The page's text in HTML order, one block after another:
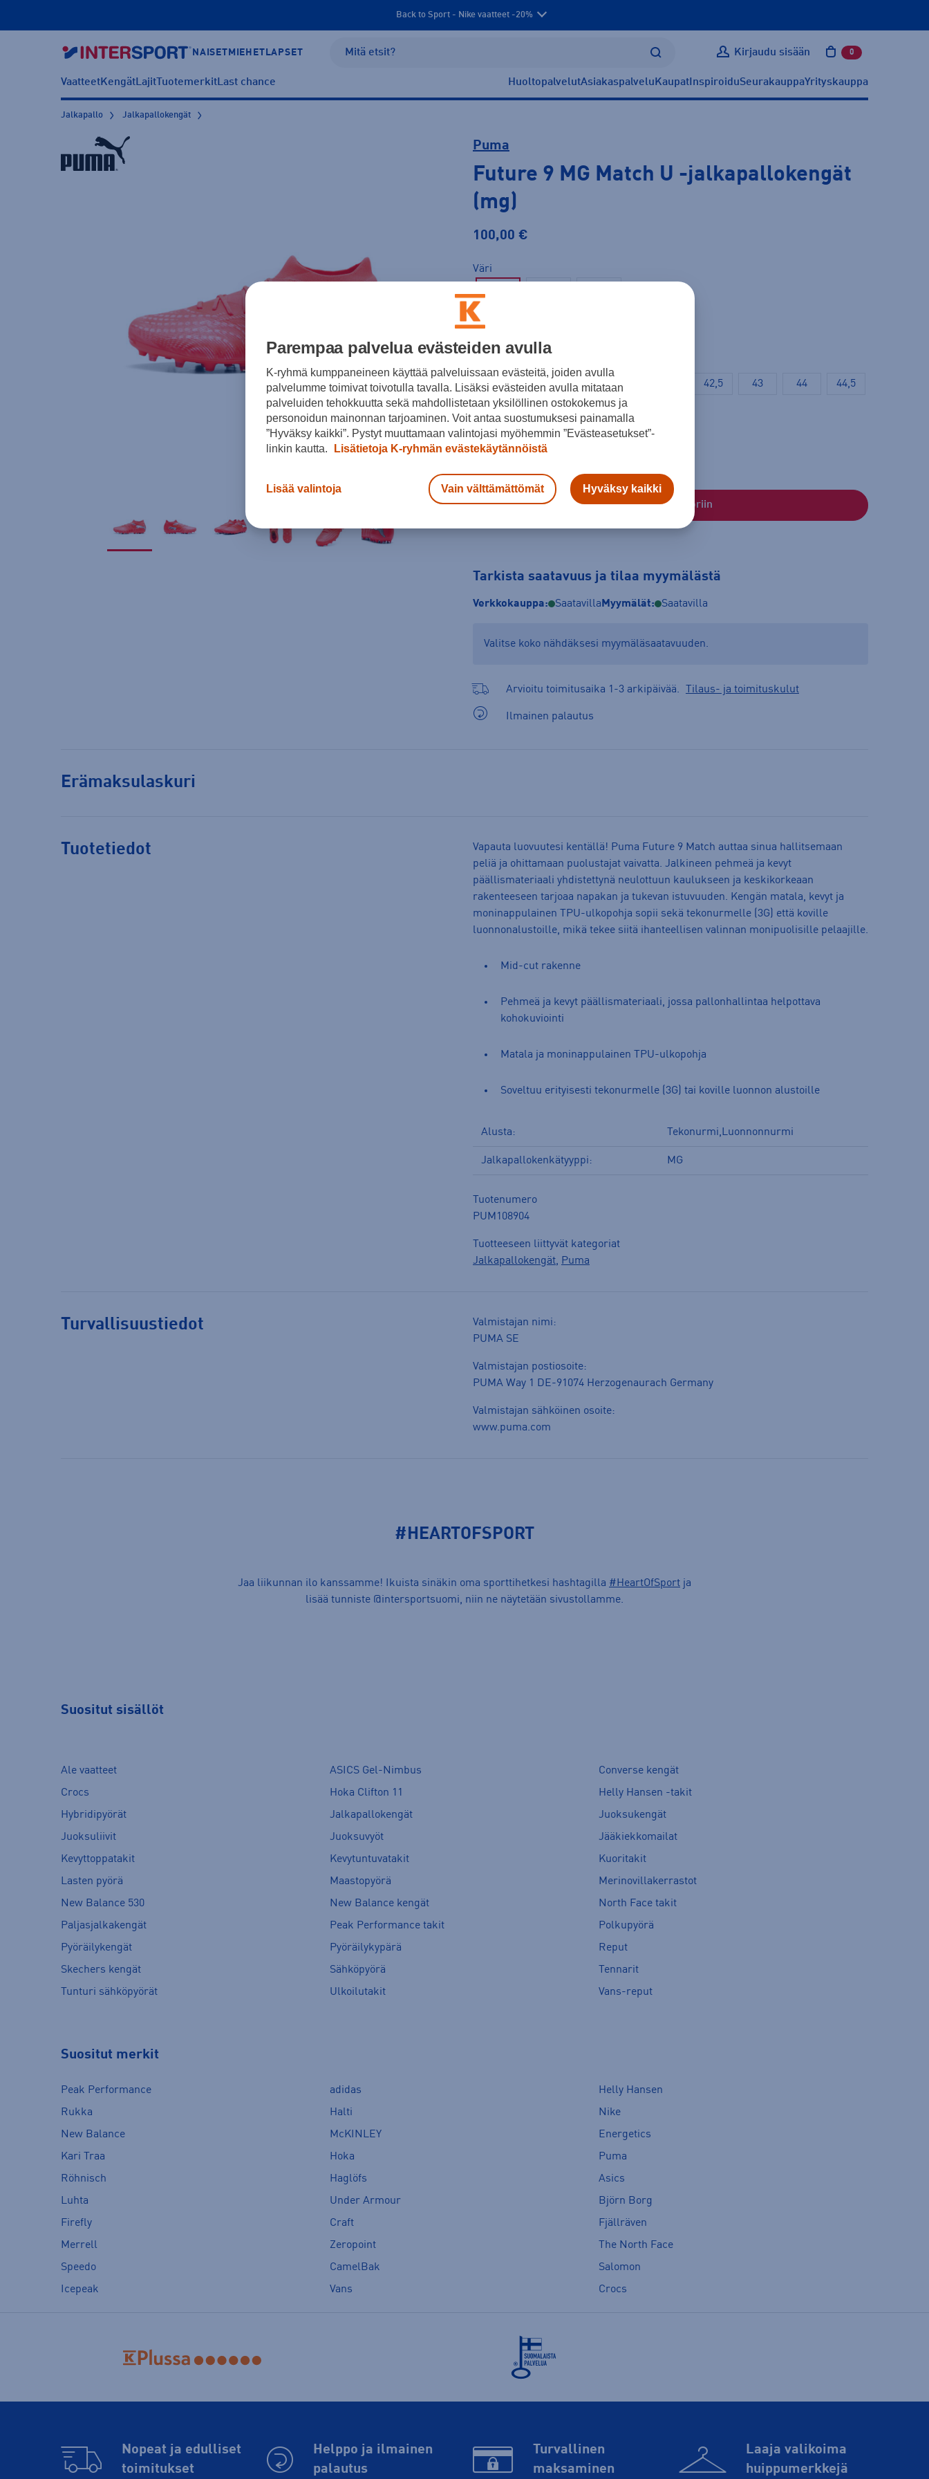
Back to Sport - Nike vaatteet -20%
NAISET MIEHET LAPSET Kirjaudu sisään 0 tuotetta
VaatteetKengätLajitTuotemerkitLast chance HuoltopalvelutAsiakaspalvelu Kaupat InspiroiduSeurakauppaYrityskauppa
Jalkapallo Jalkapallokengät
Puma
Future 9 MG Match U -jalkapallokengät
(mg)
100,00 €
Väri
39 40 40,5 41 42,5 43 44 44,5
45 46,5
Kokotaulukko
Lisää ostoskoriin
Tarkista saatavuus ja tilaa myymälästä
Verkkokauppa: Saatavilla Myymälät: Saatavilla
Valitse koko nähdäksesi myymäläsaatavuuden.
Arvioitu toimitusaika 1-3 arkipäivää. Tilaus- ja toimituskulut
Ilmainen palautus
Erämaksulaskuri
Tuotetiedot
Vapauta luovuutesi kentällä! Puma Future 9 Match auttaa sinua hallitsemaan
peliä ja ohittamaan puolustajat vaivatta. Jalkineen pehmeä ja kevyt
päällismateriaali yhdistettynä neulottuun kaulukseen ja keskikorkeaan
rakenteeseen tarjoaa napakan ja tukevan istuvuuden. Kengän matala, kevyt ja
moninappulainen TPU-ulkopohja sopii sekä tekonurmelle (3G) että koville
luonnonalustoille, mikä tekee siitä ihanteellisen valinnan monipuolisille pelaajille.
Mid-cut rakenne
Pehmeä ja kevyt päällismateriaali, jossa pallonhallintaa helpottava
kohokuviointi
Matala ja moninappulainen TPU-ulkopohja
Soveltuu erityisesti tekonurmelle (3G) tai koville luonnon alustoille
Alusta: Tekonurmi,Luonnonnurmi
Jalkapallokenkätyyppi: MG
Tuotenumero
PUM108904
Tuotteeseen liittyvät kategoriat
Jalkapallokengät, Puma
Turvallisuustiedot
Valmistajan nimi:
PUMA SE
Valmistajan postiosoite:
PUMA Way 1 DE-91074 Herzogenaurach Germany
Valmistajan sähköinen osoite:
www.puma.com
#HEARTOFSPORT
Jaa liikunnan ilo kanssamme! Ikuista sinäkin oma sporttihetkesi hashtagilla #HeartOfSport ja
lisää tunniste @intersportsuomi, niin ne näytetään sivustollamme.
Suositut sisällöt
Ale vaatteet ASICS Gel-Nimbus
Converse kengät
Crocs
Hoka Clifton 11
Helly Hansen -takit
Hybridipyörät
Jalkapallokengät
Juoksukengät
Juoksuliivit
Juoksuvyöt
Jääkiekkomailat
Kevyttoppatakit
Kevytuntuvatakit
Kuoritakit
Lasten pyörä
Maastopyörä
Merinovillakerrastot
New Balance 530
New Balance kengät
North Face takit
Paljasjalkakengät
Peak Performance takit
Polkupyörä
Pyöräilykengät
Pyöräilykypärä
Reput
Skechers kengät
Sähköpyörä
Tennarit
Tunturi sähköpyörät
Ulkoilutakit Vans-reput
Suositut merkit
Peak Performance adidas
Helly Hansen
Rukka
Halti
Nike
New Balance
McKINLEY
Energetics
Kari Traa
Hoka
Puma
Röhnisch
Haglöfs
Asics
Luhta
Under Armour
Björn Borg
Firefly
Craft
Fjällräven
Merrell
Zeropoint
The North Face
Speedo
CamelBak
Salomon
Icepeak
Vans Crocs
Nopeat ja edulliset
toimitukset
Helppo ja ilmainen
palautus
Turvallinen
maksaminen
Laaja valikoima
huippu­merkkejä
Parempaa palvelua evästeiden avulla
K-ryhmä kumppaneineen käyttää palveluissaan evästeitä, joiden avulla
palvelumme toimivat toivotulla tavalla. Lisäksi evästeiden avulla mitataan
palveluiden tehokkuutta sekä mahdollistetaan yksilöllinen ostokokemus ja
personoidun mainonnan tarjoaminen. Voit antaa suostumuksesi painamalla
”Hyväksy kaikki”. Pystyt muuttamaan valintojasi myöhemmin ”Evästeasetukset”-
linkin kautta.
Lisätietoja K-ryhmän evästekäytännöistä
Lisää valintoja Vain välttämättömät Hyväksy kaikki